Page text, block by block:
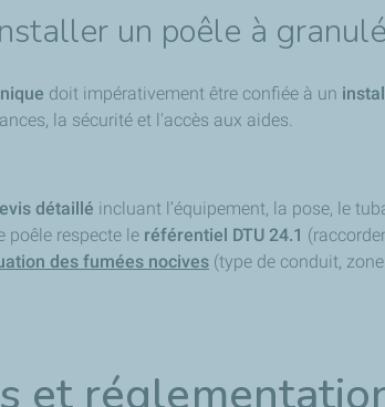
un poêle à
doit impérativement être confiée à un
la sécurité et l'accès aux aides.
détaillé incluant l’équipement, la pose, le
poêle respecte le référentiel DTU 24.1
des fumées nocives (type de conduit,
et